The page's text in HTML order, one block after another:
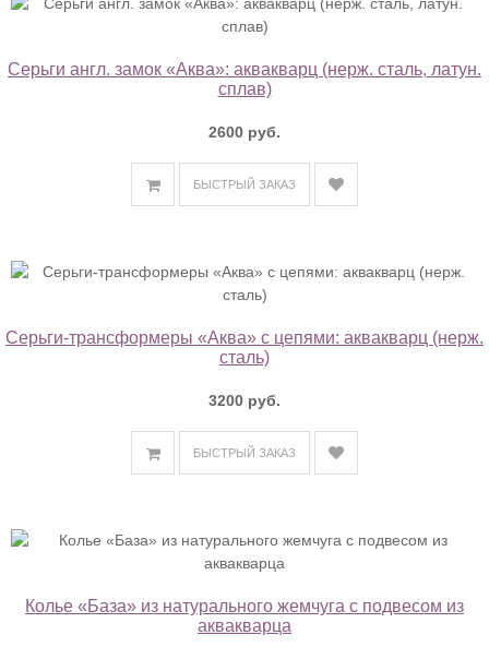
Серьги англ. замок «Аква»: аквакварц (нерж. сталь, латун.
сплав)
2600 руб.
БЫСТРЫЙ ЗАКАЗ
Серьги-трансформеры «Аква» с цепями: аквакварц (нерж.
сталь)
3200 руб.
БЫСТРЫЙ ЗАКАЗ
Колье «База» из натурального жемчуга с подвесом из
аквакварца